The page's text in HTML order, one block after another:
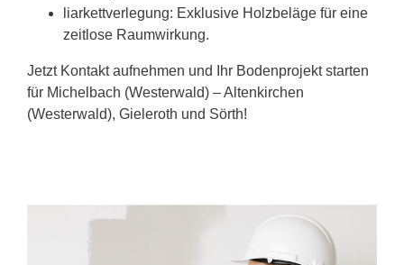
liarkettverlegung: Exklusive Holzbeläge für eine
zeitlose Raumwirkung.
Jetzt Kontakt aufnehmen und Ihr Bodenprojekt starten
für Michelbach (Westerwald) – Altenkirchen
(Westerwald), Gieleroth und Sörth!